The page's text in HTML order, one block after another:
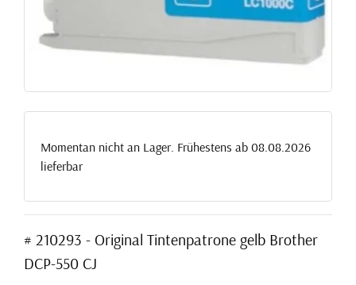
Momentan nicht an Lager. Frühestens ab 08.08.2026
lieferbar
# 210293 - Original Tintenpatrone gelb Brother
DCP-550 CJ